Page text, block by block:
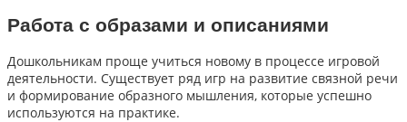
Работа с образами и описаниями
Дошкольникам проще учиться новому в процессе игровой
деятельности. Существует ряд игр на развитие связной речи
и формирование образного мышления, которые успешно
используются на практике.